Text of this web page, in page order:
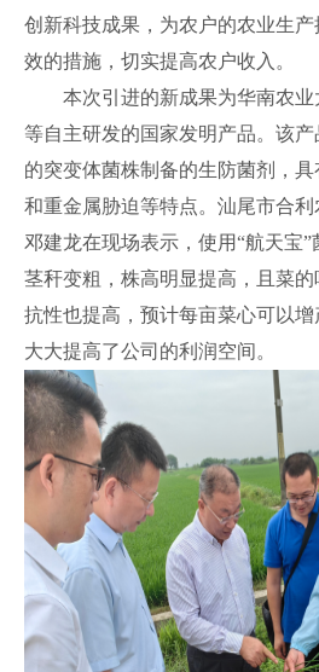
创新科技成果，为农户的农业生
效的措施，切实提高农户收入。
本次引进的新成果为华南农业
等自主研发的国家发明产品。该
的突变体菌株制备的生防菌剂，
和重金属胁迫等特点。汕尾市合
邓建龙在现场表示，使用“航天宝
茎秆变粗，株高明显提高，且菜
抗性也提高，预计每亩菜心可以
大大提高了公司的利润空间。